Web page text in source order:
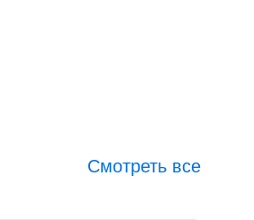
Смотреть все